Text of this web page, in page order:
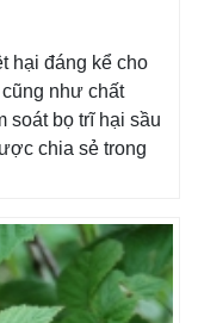
hại đáng kể cho
như chất
soát bọ trĩ hại sầu
chia sẻ trong